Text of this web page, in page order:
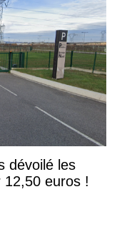
dévoilé les
euros !